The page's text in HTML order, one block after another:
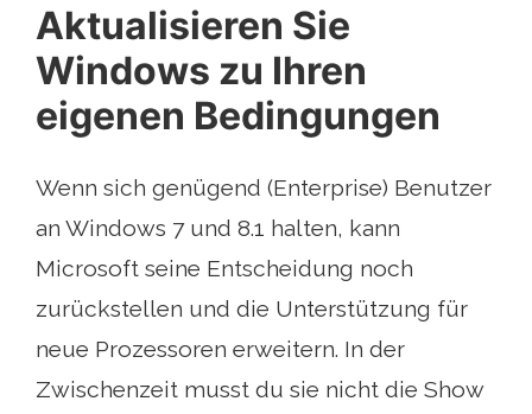
Aktualisieren Sie
Windows zu Ihren
eigenen Bedingungen
Wenn sich genügend (Enterprise) Benutzer
an Windows 7 und 8.1 halten, kann
Microsoft seine Entscheidung noch
zurückstellen und die Unterstützung für
neue Prozessoren erweitern. In der
Zwischenzeit musst du sie nicht die Show